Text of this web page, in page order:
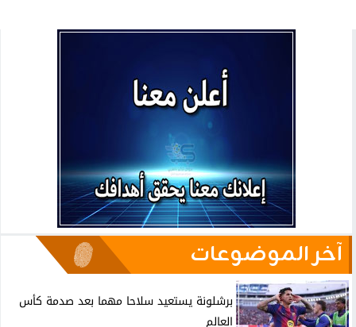
آخر الموضوعات
برشلونة يستعيد سلاحا مهما بعد صدمة كأس
العالم